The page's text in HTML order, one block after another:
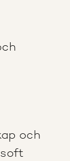
och